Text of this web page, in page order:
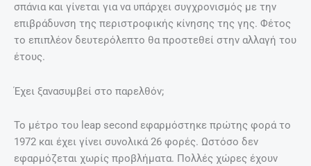
σπάνια και γίνεται για να υπάρχει συγχρονισμός με την
επιβράδυνση της περιστροφικής κίνησης της γης. Φέτος
το επιπλέον δευτερόλεπτο θα προστεθεί στην αλλαγή του
έτους.
Έχει ξανασυμβεί στο παρελθόν;
Το μέτρο του leap second εφαρμόστηκε πρώτης φορά το
1972 και έχει γίνει συνολικά 26 φορές. Ωστόσο δεν
εφαρμόζεται χωρίς προβλήματα. Πολλές χώρες έχουν